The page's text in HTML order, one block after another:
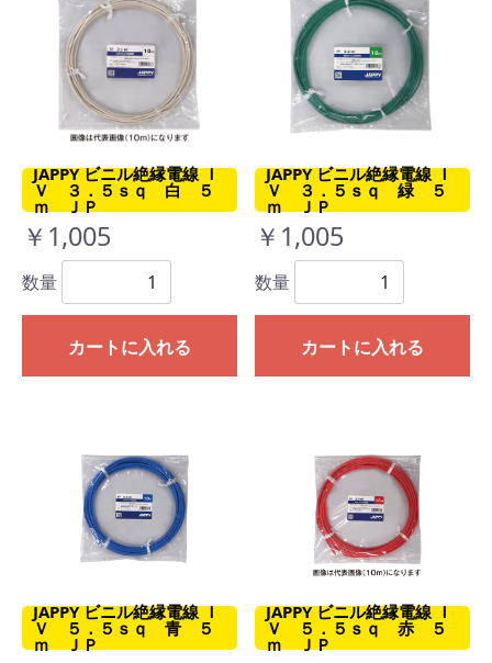
JAPPY ビニル絶縁電線 Ｉ
Ｖ ３．５ｓｑ 白 ５
ｍ ＪＰ
￥1,005
数量
カートに入れる
JAPPY ビニル絶縁電線 Ｉ
Ｖ ３．５ｓｑ 緑 ５
ｍ ＪＰ
￥1,005
数量
カートに入れる
JAPPY ビニル絶縁電線 Ｉ
Ｖ ５．５ｓｑ 青 ５
ｍ ＪＰ
JAPPY ビニル絶縁電線 Ｉ
Ｖ ５．５ｓｑ 赤 ５
ｍ ＪＰ